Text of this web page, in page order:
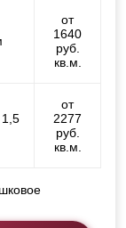
от
1640
руб.
кв.м.
от
2277
руб.
кв.м.